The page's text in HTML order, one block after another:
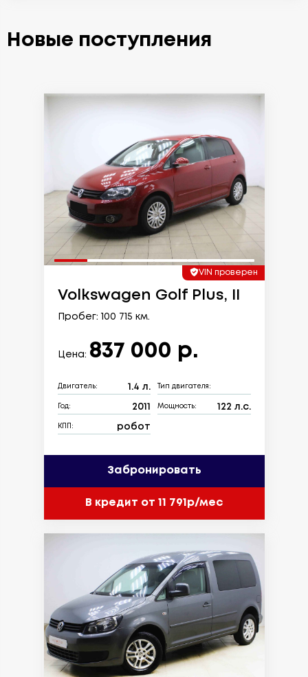
Новые поступления
VIN проверен
Volkswagen Golf Plus, II
Пробег: 100 715 км.
Цена: 837 000 р.
Двигатель: 1.4 л. Тип двигателя:
Год: 2011 Мощность: 122 л.с.
КПП: робот
Забронировать
В кредит от 11 791р/мес